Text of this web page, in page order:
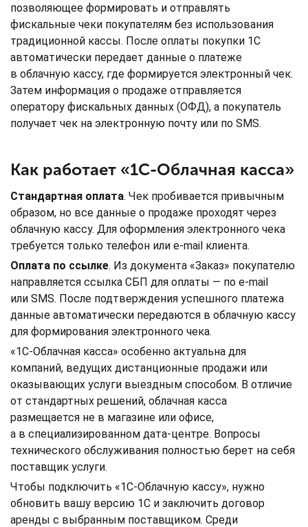
позволяющее формировать и отправлять
фискальные чеки покупателям без использования
традиционной кассы. После оплаты покупки 1С
автоматически передает данные о платеже
в облачную кассу, где формируется электронный чек.
Затем информация о продаже отправляется
оператору фискальных данных (ОФД), а покупатель
получает чек на электронную почту или по SMS.
Как работает «1С-Облачная касса»
Стандартная оплата. Чек пробивается привычным
образом, но все данные о продаже проходят через
облачную кассу. Для оформления электронного чека
требуется только телефон или e-mail клиента.
Оплата по ссылке. Из документа «Заказ» покупателю
направляется ссылка СБП для оплаты — по e-mail
или SMS. После подтверждения успешного платежа
данные автоматически передаются в облачную кассу
для формирования электронного чека.
«1С-Облачная касса» особенно актуальна для
компаний, ведущих дистанционные продажи или
оказывающих услуги выездным способом. В отличие
от стандартных решений, облачная касса
размещается не в магазине или офисе,
а в специализированном дата-центре. Вопросы
технического обслуживания полностью берет на себя
поставщик услуги.
Чтобы подключить «1С-Облачную кассу», нужно
обновить вашу версию 1С и заключить договор
аренды с выбранным поставщиком. Среди